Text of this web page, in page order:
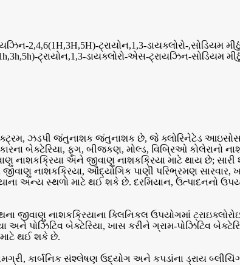
2,4,6(1H,3H,5H)-ટ્રાયોન,1,3-ડાયક્લોરો-,સોડિયમ
ટ્રાયોન,1,3-ડાયક્લોરો-એસ-ટ્રાયઝિન-સોડિયમ
ઝડપી જંતુનાશક જંતુનાશક છે, જે ક્લોરિનેટેડ
બેક્ટેરિયા, ફૂગ, બીજકણ, મોલ્ડ, વિબ્રિઓ કોલેરાનો
નાશકક્રિયા અને જીવાણુ નાશકક્રિયા માટે થાય છે; સારી
નાશકક્રિયા, ઔદ્યોગિક પાણી પરિભ્રમણ
અન્ય સ્થળો માટે થઈ શકે છે. દરમિયાન, ઉત્પાદનનો
જીવાણુ નાશકક્રિયાના ક્લિનિકલ ઉપયોગમાં
અને પોઝિટિવ બેક્ટેરિયા, ખાસ કરીને ગ્રામ-પોઝિટિવ
થઈ શકે છે.
કાર્બનિક સંશ્લેષણ ઉદ્યોગ અને કપડાંના ડ્રાય